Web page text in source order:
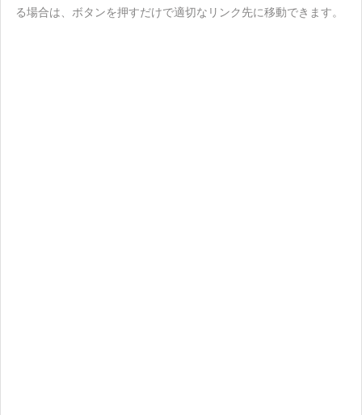
る場合は、ボタンを押すだけで適切なリンク先に移動できます。